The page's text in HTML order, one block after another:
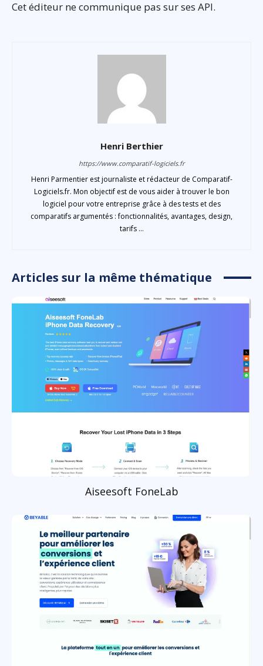
Cet éditeur ne communique pas sur ses API.
Henri Berthier
https://www.comparatif-logiciels.fr
Henri Parmentier est journaliste et rédacteur de Comparatif-
Logiciels.fr. Mon objectif est de vous aider à trouver le bon
logiciel pour votre entreprise grâce à des tests et des
comparatifs argumentés : fonctionnalités, avantages, design,
tarifs ...
Articles sur la même thématique
Aiseesoft FoneLab